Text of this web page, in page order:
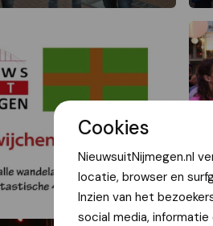
Cookies
NieuwsuitNijmegen.nl
locatie, browser en
Inzien van het
social media,